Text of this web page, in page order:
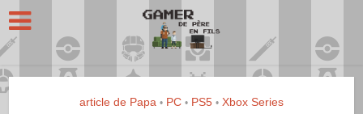
article de Papa • PC • PS5 • Xbox Series